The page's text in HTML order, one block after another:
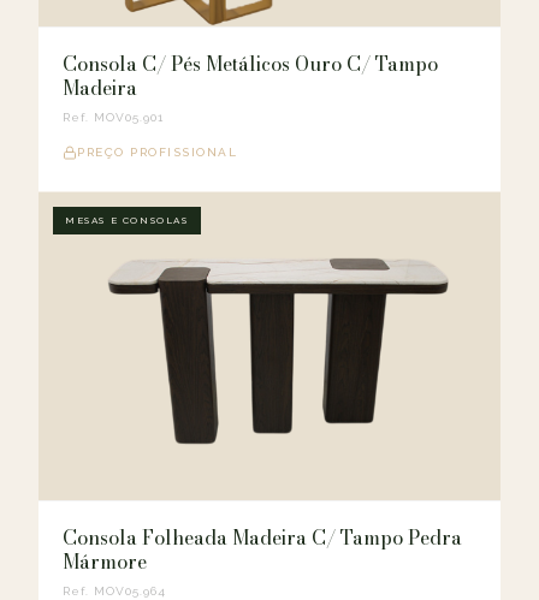
Consola C/ Pés Metálicos Ouro C/ Tampo
Madeira
Ref. MOV05.901
PREÇO PROFISSIONAL
MESAS E CONSOLAS
Consola Folheada Madeira C/ Tampo Pedra
Mármore
Ref. MOV05.964